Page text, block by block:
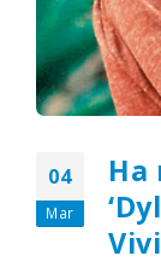
04
Mar
Ha